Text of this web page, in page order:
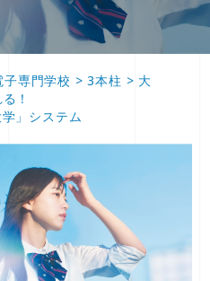
専門学校 >3本柱 > 大
！
」システム